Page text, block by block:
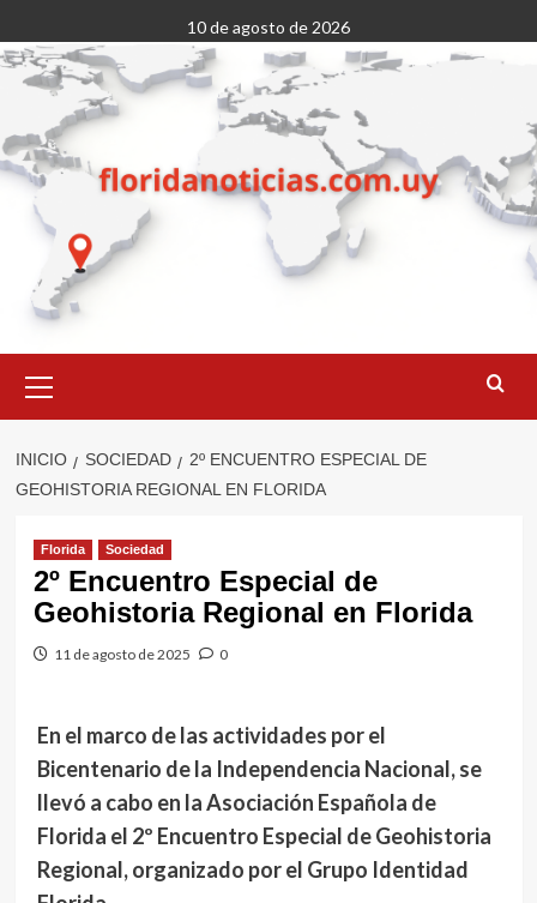
al
contenido
10 de agosto de 2026
primario
INICIO SOCIEDAD
2º ENCUENTRO ESPECIAL DE
GEOHISTORIA REGIONAL EN FLORIDA
Florida Sociedad
2º Encuentro Especial de
Geohistoria Regional en Florida
11 de agosto de 2025 0
En el marco de las actividades por el
Bicentenario de la Independencia Nacional, se
llevó a cabo en la Asociación Española de
Florida el 2º Encuentro Especial de Geohistoria
Regional, organizado por el Grupo Identidad